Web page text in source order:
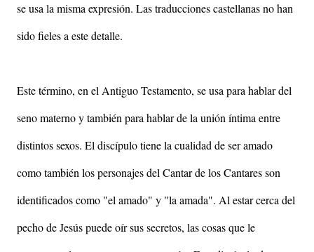
se usa la misma expresión. Las traducciones castellanas no han
sido fieles a este detalle.
Este término, en el Antiguo Testamento, se usa para hablar del
seno materno y también para hablar de la unión íntima entre
distintos sexos. El discípulo tiene la cualidad de ser amado
como también los personajes del Cantar de los Cantares son
identificados como "el amado" y "la amada". Al estar cerca del
pecho de Jesús puede oír sus secretos, las cosas que le